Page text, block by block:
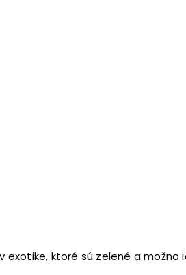
exotike, ktoré sú zelené a